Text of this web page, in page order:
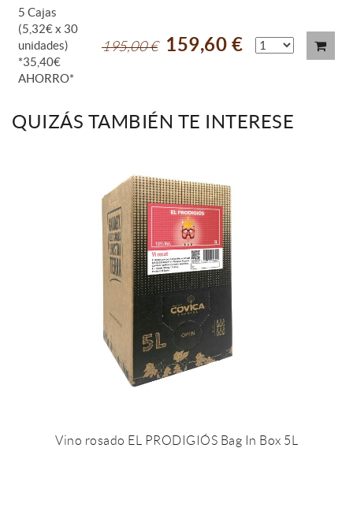
5 Cajas
(5,32€ x 30
unidades)
*35,40€
AHORRO*
195,00 € 159,60 €
QUIZÁS TAMBIÉN TE INTERESE
Vino rosado EL PRODIGIÓS Bag In Box 5L